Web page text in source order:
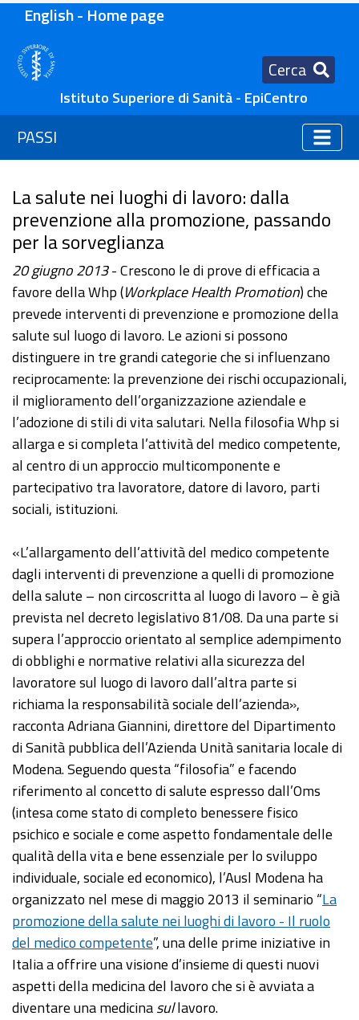
English - Home page
Cerca
Istituto Superiore di Sanità - EpiCentro
PASSI
La salute nei luoghi di lavoro: dalla
prevenzione alla promozione, passando
per la sorveglianza
20 giugno 2013- Crescono le di prove di efficacia a
favore della Whp (Workplace Health Promotion) che
prevede interventi di prevenzione e promozione della
salute sul luogo di lavoro. Le azioni si possono
distinguere in tre grandi categorie che si influenzano
reciprocamente: la prevenzione dei rischi occupazionali,
il miglioramento dell’organizzazione aziendale e
l’adozione di stili di vita salutari. Nella filosofia Whp si
allarga e si completa l’attività del medico competente,
al centro di un approccio multicomponente e
partecipativo tra lavoratore, datore di lavoro, parti
sociali, istituzioni.
«L’allargamento dell’attività del medico competente
dagli interventi di prevenzione a quelli di promozione
della salute – non circoscritta al luogo di lavoro – è già
prevista nel decreto legislativo 81/08. Da una parte si
supera l’approccio orientato al semplice adempimento
di obblighi e normative relativi alla sicurezza del
lavoratore sul luogo di lavoro dall’altra parte si
richiama la responsabilità sociale dell’azienda»,
racconta Adriana Giannini, direttore del Dipartimento
di Sanità pubblica dell’Azienda Unità sanitaria locale di
Modena. Seguendo questa “filosofia” e facendo
riferimento al concetto di salute espresso dall’Oms
(intesa come stato di completo benessere fisico
psichico e sociale e come aspetto fondamentale delle
qualità della vita e bene essenziale per lo sviluppo
individuale, sociale ed economico), l’Ausl Modena ha
organizzato nel mese di maggio 2013 il seminario “La
promozione della salute nei luoghi di lavoro - Il ruolo
del medico competente”, una delle prime iniziative in
Italia a offrire una visione d’insieme di questi nuovi
aspetti della medicina del lavoro che si è avviata a
diventare una medicinasullavoro.